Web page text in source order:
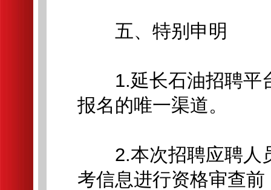
五、特别申明
1.延长石油招聘平
报名的唯一渠道。
2.本次招聘应聘人
考信息进行资格审查